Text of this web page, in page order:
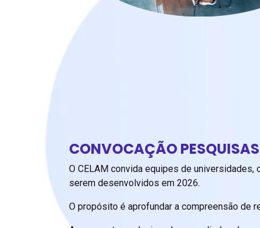
CONVOCAÇÃO
O CELAM convida equipes de
serem desenvolvidos em 2026.
O propósito é aprofundar a compreensão de